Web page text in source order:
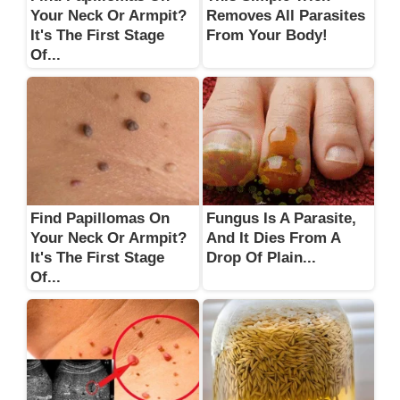
Your Neck Or Armpit?
It's The First Stage
Of...
Removes All Parasites
From Your Body!
Find Papillomas On
Your Neck Or Armpit?
It's The First Stage
Of...
Fungus Is A Parasite,
And It Dies From A
Drop Of Plain...